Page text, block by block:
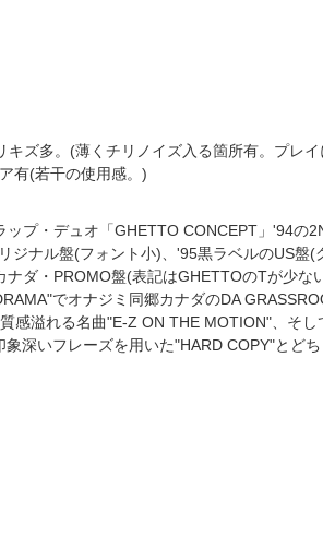
ズ多。(薄くチリノイズ入る箇所有。プレ
有(若干の使用感。)
プ・デュオ「GHETTO CONCEPT」'94の
ジナル盤(フォント小)、'95黒ラベルのUS盤
ダ・PROMO盤(表記はGHETTOのTが少な
でオナジミ同郷カナダのDA
感溢れる名曲"E-Z ON THE MOTION"、そし
深いフレーズを用いた"HARD COPY"とどち